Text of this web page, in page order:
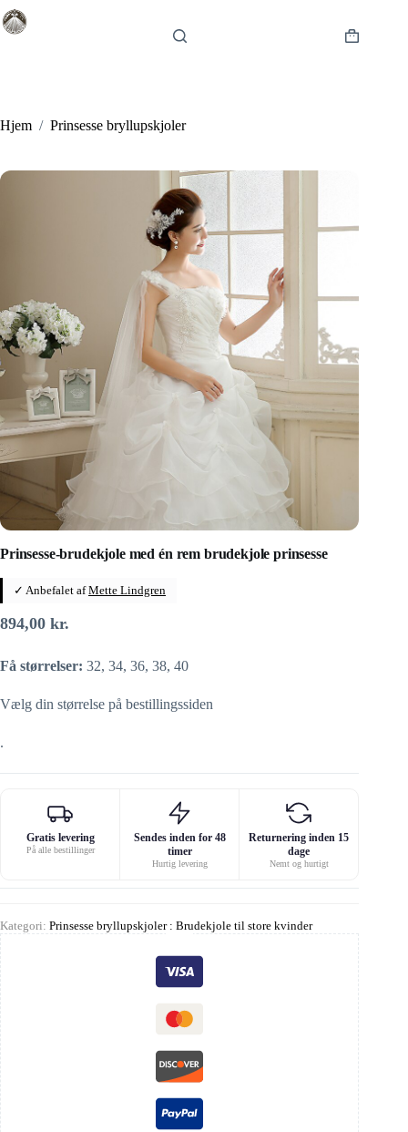
Fortsæt
til
indhold
Hjem / Prinsesse bryllupskjoler
Prinsesse-brudekjole med én rem brudekjole prinsesse
✓ Anbefalet afMette Lindgren
894,00 kr.
Få størrelser: 32, 34, 36, 38, 40
Vælg din størrelse på bestillingssiden
.
Gratis levering
På alle bestillinger
Sendes inden for 48
timer
Hurtig levering
Returnering inden 15
dage
Nemt og hurtigt
Kategori: Prinsesse bryllupskjoler : Brudekjole til store kvinder